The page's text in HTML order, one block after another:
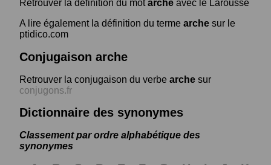
Retrouver la définition du motarche avec le Larousse
A lire également la définition du terme arche sur le
ptidico.com
Conjugaison arche
Retrouver la conjugaison du verbe arche sur
conjugons.fr
Dictionnaire des synonymes
Classement par ordre alphabétique des
synonymes